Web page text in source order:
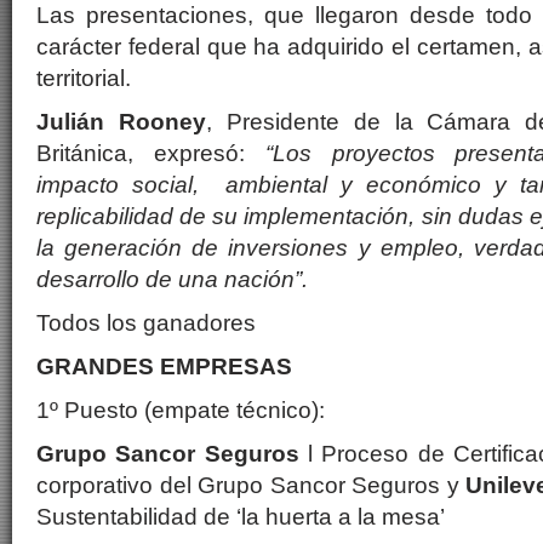
Las presentaciones, que llegaron desde
carácter federal que ha adquirido el certamen,
territorial.
Julián Rooney, Presidente de la Cámara
Británica, expresó: “Los proyectos
impacto social, ambiental y económico y
replicabilidad de su implementación, sin dudas
la generación de inversiones y empleo,
desarrollo de una nación”.
Todos los ganadores
GRANDES EMPRESAS
1º Puesto (empate técnico):
Grupo Sancor Seguros l Proceso de
corporativo del Grupo Sancor Seguros y
Sustentabilidad de ‘la huerta a la mesa’